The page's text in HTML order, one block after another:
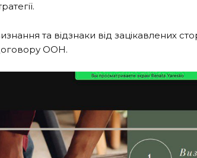
та відзнаки від зацікавлених
ООН.